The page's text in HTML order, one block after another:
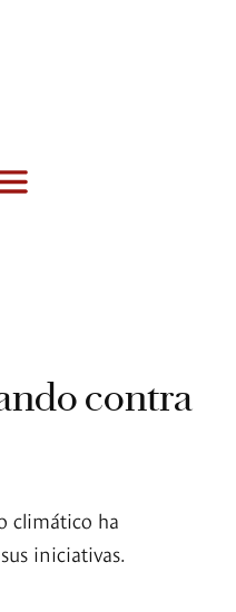
contra
climático ha
iniciativas.